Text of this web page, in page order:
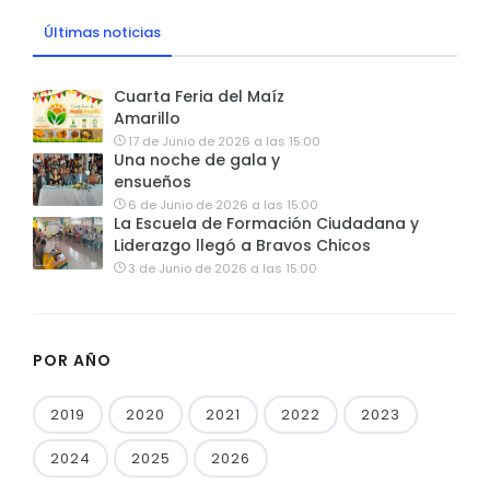
Últimas noticias
Cuarta Feria del Maíz
Amarillo
17 de Junio de 2026 a las 15:00
Una noche de gala y
ensueños
6 de Junio de 2026 a las 15:00
La Escuela de Formación Ciudadana y
Liderazgo llegó a Bravos Chicos
3 de Junio de 2026 a las 15:00
POR AÑO
2019 2020 2021 2022 2023
2024 2025 2026